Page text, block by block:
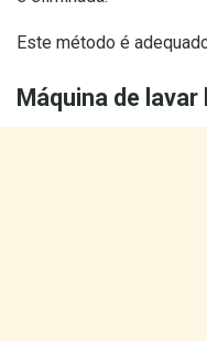
Este método é
Máquina de lavar